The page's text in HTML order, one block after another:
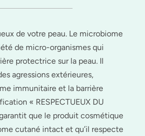
de votre peau. Le microbiome
de micro-organismes qui
protectrice sur la peau. Il
agressions extérieures,
immunitaire et la barrière
« RESPECTUEUX DU
que le produit cosmétique
cutané intact et qu’il respecte